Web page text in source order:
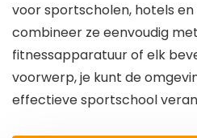
voor sportscholen, hotels
combineer ze eenvoudig
fitnessapparatuur of elk
voorwerp, je kunt de
effectieve sportschool